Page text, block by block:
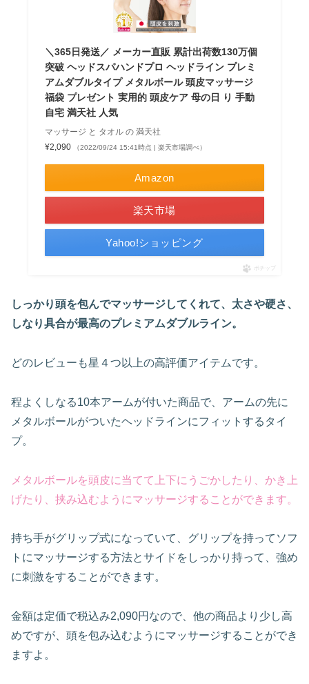
＼365日発送／ メーカー直販 累計出荷数130万個
突破 ヘッドスパハンドプロ ヘッドライン プレミ
アムダブルタイプ メタルボール 頭皮マッサージ
福袋 プレゼント 実用的 頭皮ケア 母の日 り 手動
自宅 満天社 人気
マッサージ と タオル の 満天社
¥2,090
（2022/09/24 15:41時点 | 楽天市場調べ）
Amazon
楽天市場
Yahoo!ショッピング
ポチップ
しっかり頭を包んでマッサージしてくれて、太さや硬さ、
しなり具合が最高のプレミアムダブルライン。
どのレビューも星４つ以上の高評価アイテムです。
程よくしなる10本アームが付いた商品で、アームの先に
メタルボールがついたヘッドラインにフィットするタイ
プ。
メタルボールを頭皮に当てて上下にうごかしたり、かき上
げたり
挟み込むようにマッサージすることができます。
持ち手がグリップ式になっていて、グリップを持ってソフ
トにマッサージする方法とサイドをしっかり持って、強め
に刺激をすることができます。
金額は定価で税込み2,090円なので、他の商品より少し高
めですが、頭を包み込むようにマッサージすることができ
ますよ。